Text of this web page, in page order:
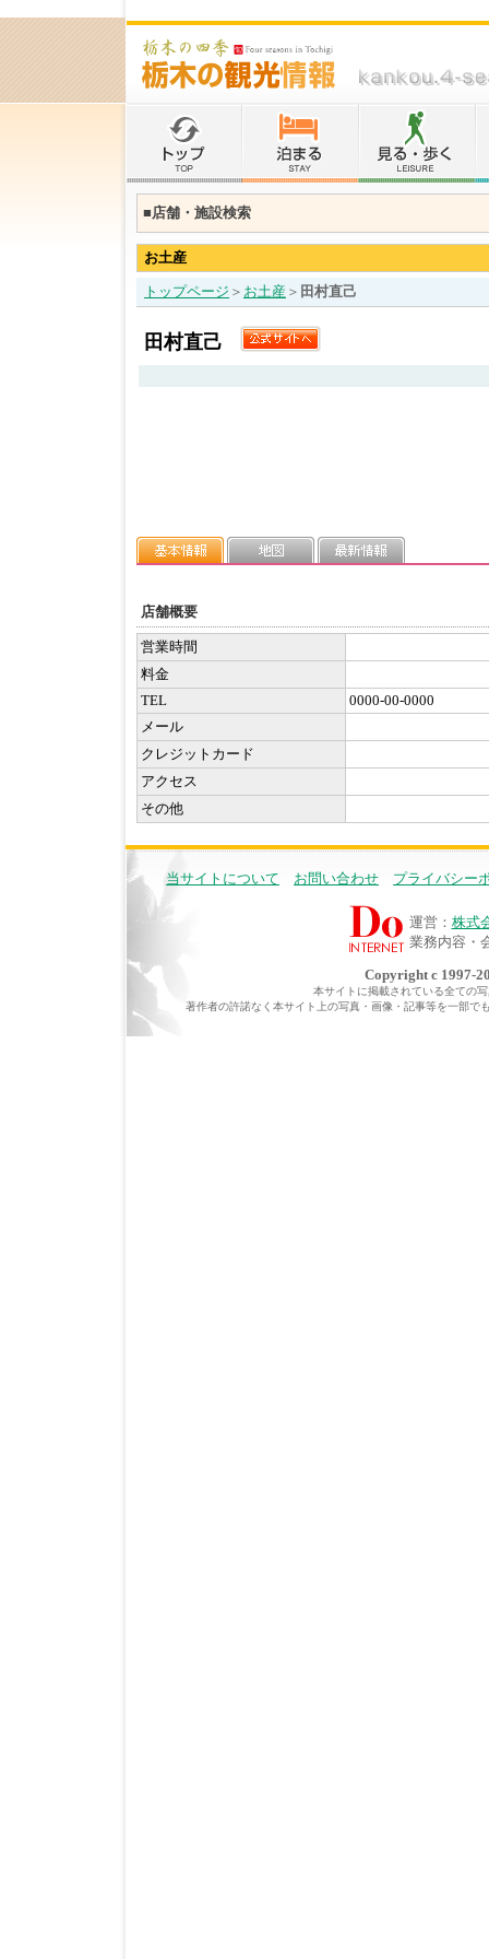
■店舗・施設検索
お土産
トップページ ＞ お土産 ＞ 田村直己
田村直己
店舗概要
営業時間
料金
TEL
0000-00-0000
メール
クレジットカード
アクセス
その他
当サイトについて お問い合わせ プライバシー
運営： 株式
業務内容・
Copyright c 1997-
本サイトに掲載されている全ての
著作者の許諾なく本サイト上の写真・画像・記事等を一部で